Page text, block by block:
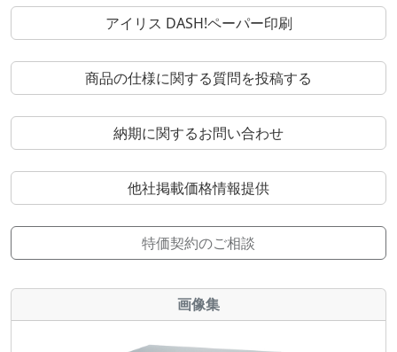
アイリス DASH!ペーパー印刷
商品の仕様に関する質問を投稿する
納期に関するお問い合わせ
他社掲載価格情報提供
特価契約のご相談
画像集